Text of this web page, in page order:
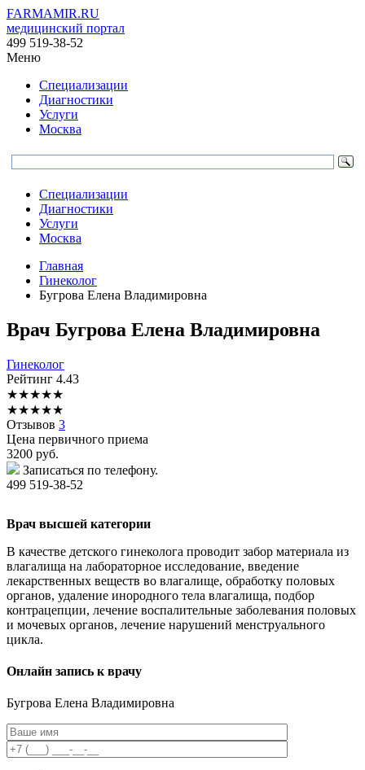
FARMAMIR.RU
медицинский портал
499 519-38-52
Меню
Специализации
Диагностики
Услуги
Москва
Специализации
Диагностики
Услуги
Москва
Главная
Гинеколог
Бугрова Елена Владимировна
Врач Бугрова Елена Владимировна
Гинеколог
Рейтинг 4.43
★★★★★
★★★★★
Отзывов 3
Цена первичного приема
3200 руб.
Записаться по телефону.
499 519-38-52
Врач высшей категории
В качестве детского гинеколога проводит забор материала из
влагалища на лабораторное исследование, введение
лекарственных веществ во влагалище, обработку половых
органов, удаление инородного тела влагалища, подбор
контрацепции, лечение воспалительные заболевания половых
и мочевых органов, лечение нарушений менструального
цикла.
Онлайн запись к врачу
Бугрова Елена Владимировна